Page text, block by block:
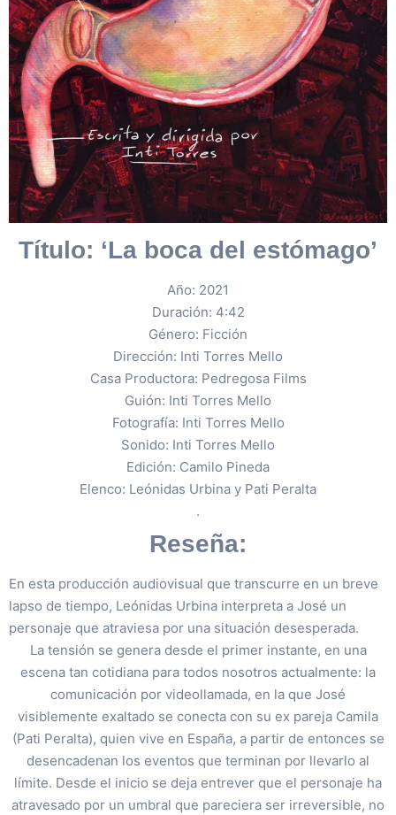
Título: ‘La boca del estómago’
Año: 2021
Duración: 4:42
Género: Ficción
Dirección: Inti Torres Mello
Casa Productora: Pedregosa Films
Guión: Inti Torres Mello
Fotografía: Inti Torres Mello
Sonido: Inti Torres Mello
Edición: Camilo Pineda
Elenco: Leónidas Urbina y Pati Peralta
.
Reseña:
En esta producción audiovisual que transcurre en un breve
lapso de tiempo, Leónidas Urbina interpreta a José un
personaje que atraviesa por una situación desesperada.
La tensión se genera desde el primer instante, en una
escena tan cotidiana para todos nosotros actualmente: la
comunicación por videollamada, en la que José
visiblemente exaltado se conecta con su ex pareja Camila
(Pati Peralta), quien vive en España, a partir de entonces se
desencadenan los eventos que terminan por llevarlo al
límite. Desde el inicio se deja entrever que el personaje ha
atravesado por un umbral que pareciera ser irreversible, no